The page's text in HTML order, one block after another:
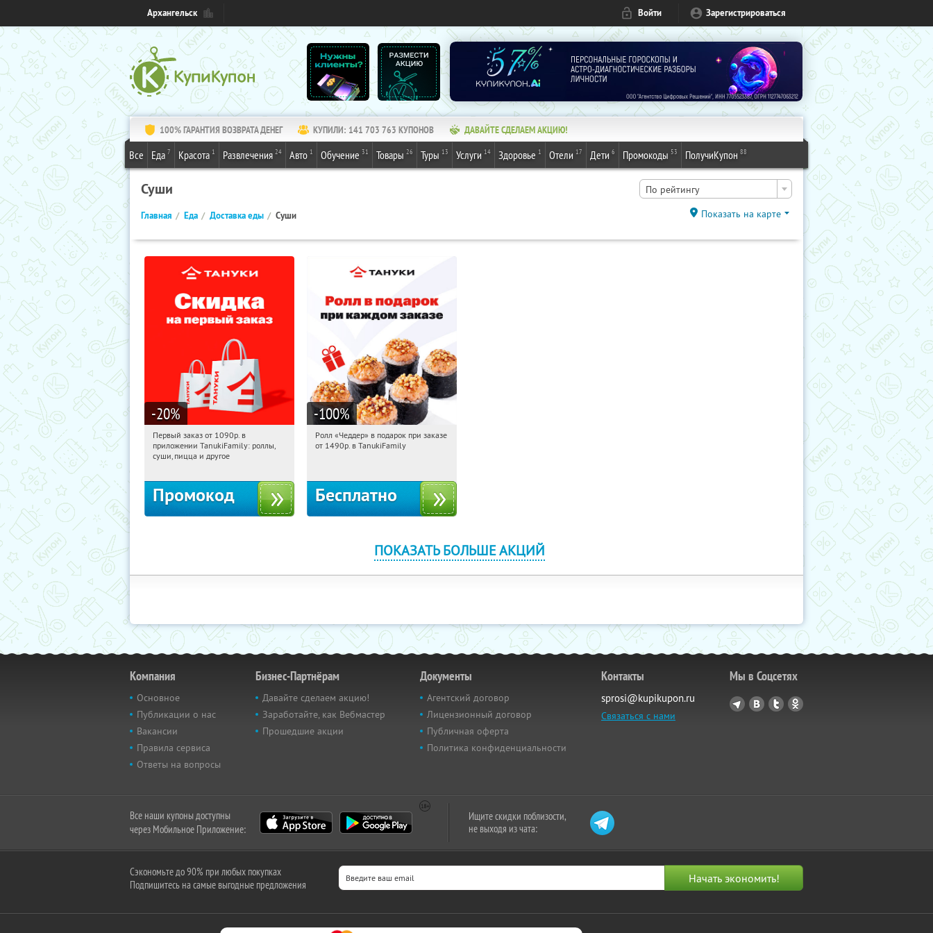
Архангельск Войти Зарегистрироваться
100% ГАРАНТИЯ ВОЗВРАТА ДЕНЕГ КУПИЛИ: 141 703 763 КУПОНОВ ДАВАЙТЕ СДЕЛАЕМ АКЦИЮ!
Все Еда 7 Красота 1 Развлечения 24 Авто 1 Обучение 31 Товары 26 Туры 13 Услуги 14 Здоровье 1 Отели 17 Дети 6 Промокоды 53 ПолучиКупон 88
Суши По рейтингу
Главная Еда Доставка еды Суши Показать на карте
-20%
06:30:47 Получили:
Россия
Первый заказ от 1090р. в
приложении TanukiFamily: роллы,
суши, пицца и другое
Промокод
-100%
06:30:47 Получили:108
Ролл «Чеддер» в подарок при заказе
от 1490р. в TanukiFamily
Бесплатно
ПОКАЗАТЬ БОЛЬШЕ АКЦИЙ
Компания
Основное
Публикации о нас
Вакансии
Правила сервиса
Ответы на вопросы
Бизнес-Партнёрам
Давайте сделаем акцию!
Заработайте, как Вебмастер
Прошедшие акции
Документы
Агентский договор
Лицензионный договор
Публичная оферта
Политика конфиденциальности
Контакты
sprosi@kupikupon.ru
Связаться с нами
Мы в Соцсетях
Все наши купоны доступны
через Мобильное Приложение:
Ищите скидки поблизости,
не выходя из чата:
Сэкономьте до 90% при любых покупках
Подпишитесь на самые выгодные предложения